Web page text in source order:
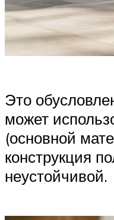
Это
может
(основной
конструкция
неустойчивой.